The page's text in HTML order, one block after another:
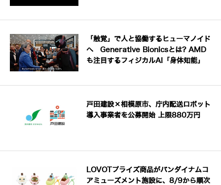
「触覚」で人と協働するヒューマノイド
へ Generative Bionicsとは? AMD
も注目するフィジカルAI「身体知能」
戸田建設×相模原市、庁内配送ロボット
導入事業者を公募開始 上限880万円
LOVOTプライズ商品がバンダイナムコ
アミューズメント施設に、8/9から順次